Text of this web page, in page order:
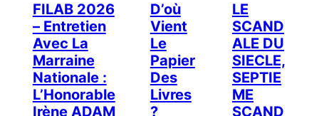
FILAB 2026
– Entretien
Avec La
Marraine
Nationale :
L’Honorable
Irène ADAM
D’où
Vient
Le
Papier
Des
Livres
?
LE
SCAND
ALE DU
SIECLE,
SEPTIE
ME
SCAND